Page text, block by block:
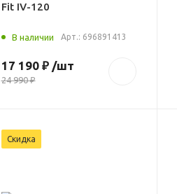
Fit IV-120
В наличии Арт.: 696891413
17 190 ₽/шт
24 990 ₽
Скидка